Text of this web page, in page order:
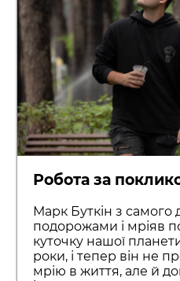
Робота за
Марк Буткін з самого
подорожами і мріяв
куточку нашої
роки, і тепер він не
мрію в життя, але й